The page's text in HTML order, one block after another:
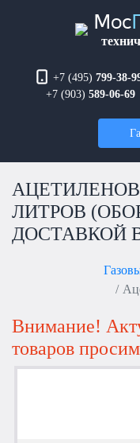
Мос
+7 (495) 799-38-
+7 (903) 589-06-69
ЛИТРОВ
ДОСТАВКОЙ
Внимание!
товаров